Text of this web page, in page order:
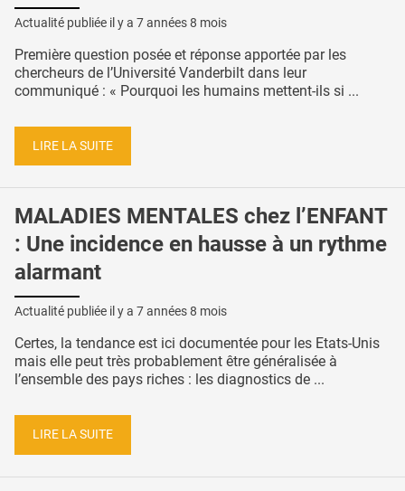
Actualité publiée il y a 7 années 8 mois
Première question posée et réponse apportée par les
chercheurs de l’Université Vanderbilt dans leur
communiqué : « Pourquoi les humains mettent-ils si ...
LIRE LA SUITE
MALADIES MENTALES chez l’ENFANT
: Une incidence en hausse à un rythme
alarmant
Actualité publiée il y a 7 années 8 mois
Certes, la tendance est ici documentée pour les Etats-Unis
mais elle peut très probablement être généralisée à
l’ensemble des pays riches : les diagnostics de ...
LIRE LA SUITE